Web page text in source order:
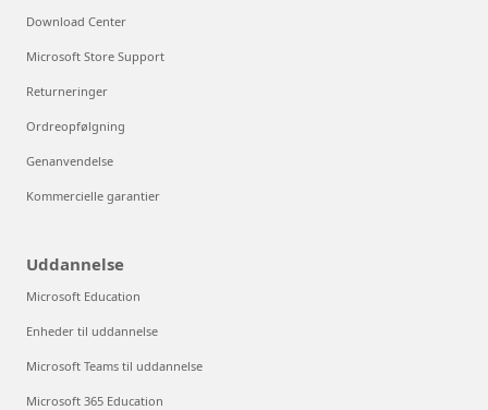
Download Center
Microsoft Store Support
Returneringer
Ordreopfølgning
Genanvendelse
Kommercielle garantier
Uddannelse
Microsoft Education
Enheder til uddannelse
Microsoft Teams til uddannelse
Microsoft 365 Education